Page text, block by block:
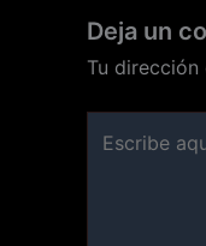
Deja un
Tu
aquí...